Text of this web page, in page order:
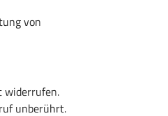
von
widerrufen.
unberührt.